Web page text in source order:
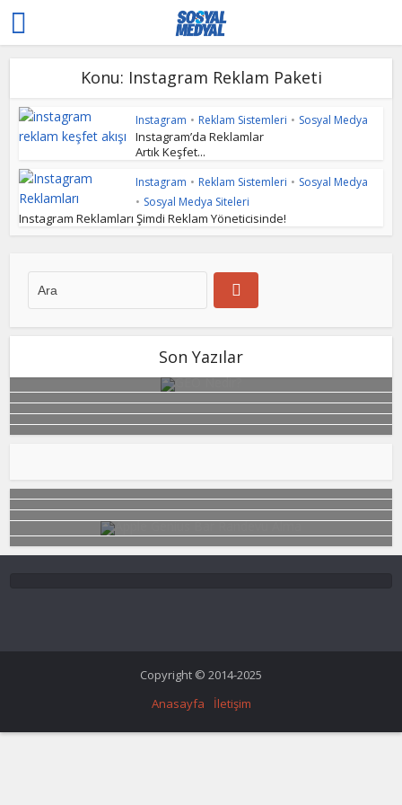
Konu: Instagram Reklam Paketi
Instagram • Reklam Sistemleri • Sosyal Medya
Instagram’da Reklamlar
Artık Keşfet...
Instagram • Reklam Sistemleri • Sosyal Medya
• Sosyal Medya Siteleri
Instagram Reklamları Şimdi Reklam Yöneticisinde!
Son Yazılar
Copyright © 2014-2025
Anasayfa
İletişim